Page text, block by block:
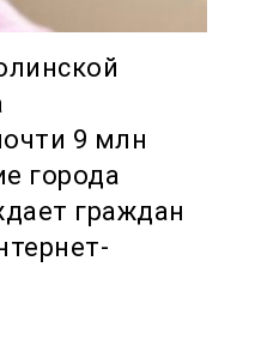
9 млн
города
граждан